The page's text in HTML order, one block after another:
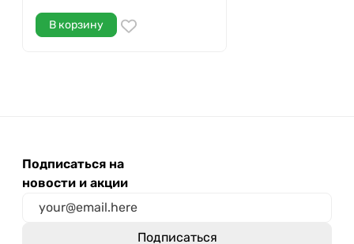
В корзину
Подписаться на
новости и акции